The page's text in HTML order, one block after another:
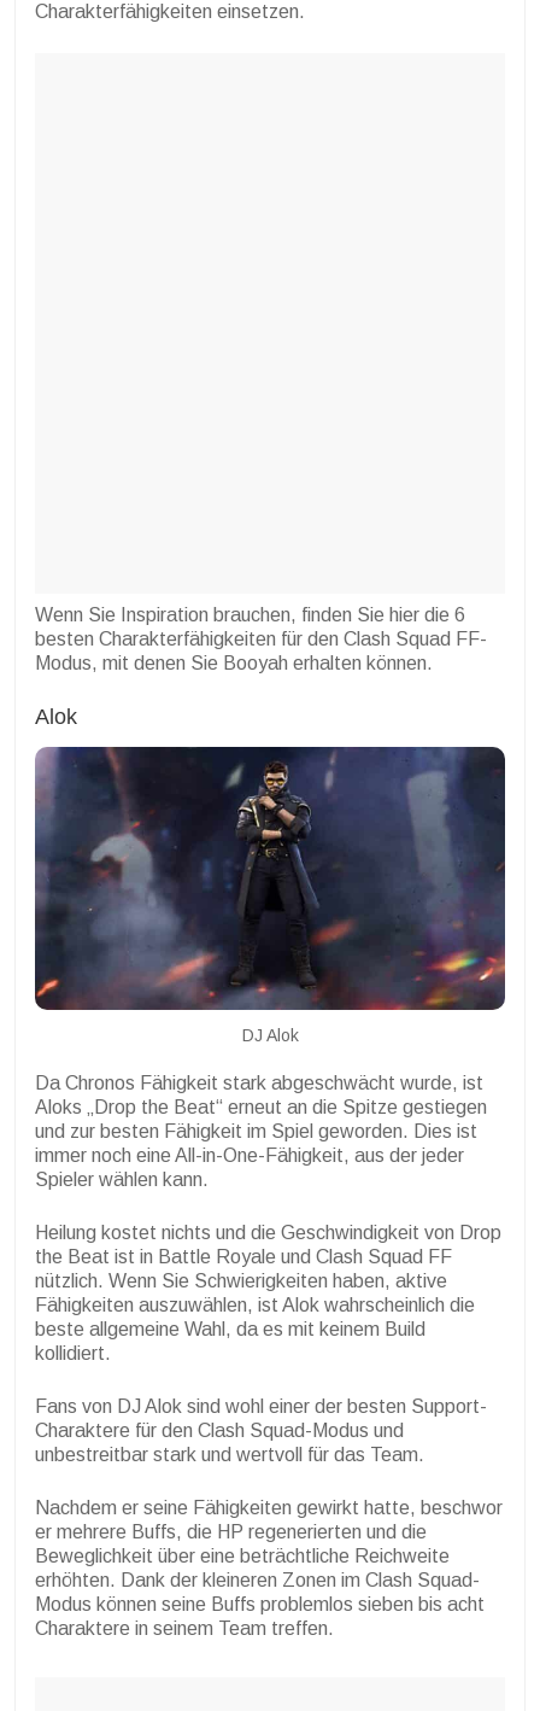
Charakterfähigkeiten einsetzen.
Wenn Sie Inspiration brauchen, finden Sie hier die 6
besten Charakterfähigkeiten für den Clash Squad FF-
Modus, mit denen Sie Booyah erhalten können.
Alok
DJ Alok
Da Chronos Fähigkeit stark abgeschwächt wurde, ist
Aloks „Drop the Beat“ erneut an die Spitze gestiegen
und zur besten Fähigkeit im Spiel geworden. Dies ist
immer noch eine All-in-One-Fähigkeit, aus der jeder
Spieler wählen kann.
Heilung kostet nichts und die Geschwindigkeit von Drop
the Beat ist in Battle Royale und Clash Squad FF
nützlich. Wenn Sie Schwierigkeiten haben, aktive
Fähigkeiten auszuwählen, ist Alok wahrscheinlich die
beste allgemeine Wahl, da es mit keinem Build
kollidiert.
Fans von DJ Alok sind wohl einer der besten Support-
Charaktere für den Clash Squad-Modus und
unbestreitbar stark und wertvoll für das Team.
Nachdem er seine Fähigkeiten gewirkt hatte, beschwor
er mehrere Buffs, die HP regenerierten und die
Beweglichkeit über eine beträchtliche Reichweite
erhöhten. Dank der kleineren Zonen im Clash Squad-
Modus können seine Buffs problemlos sieben bis acht
Charaktere in seinem Team treffen.